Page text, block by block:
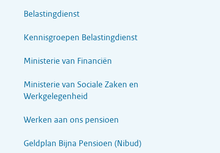
Belastingdienst
Kennisgroepen Belastingdienst
Ministerie van Financiën
Ministerie van Sociale Zaken en
Werkgelegenheid
Werken aan ons pensioen
Geldplan Bijna Pensioen (Nibud)